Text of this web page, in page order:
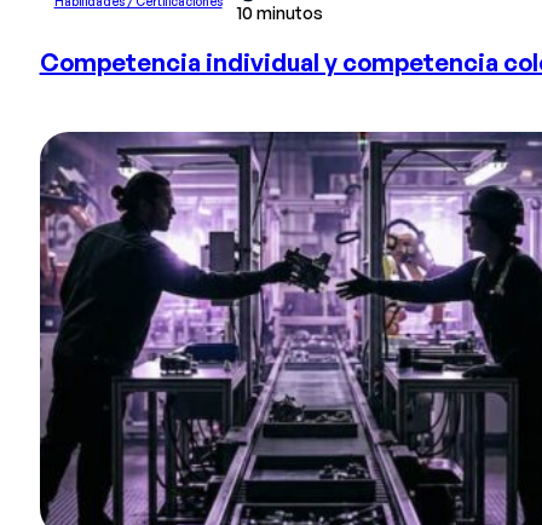
10 minutos
Competencia individual y competencia